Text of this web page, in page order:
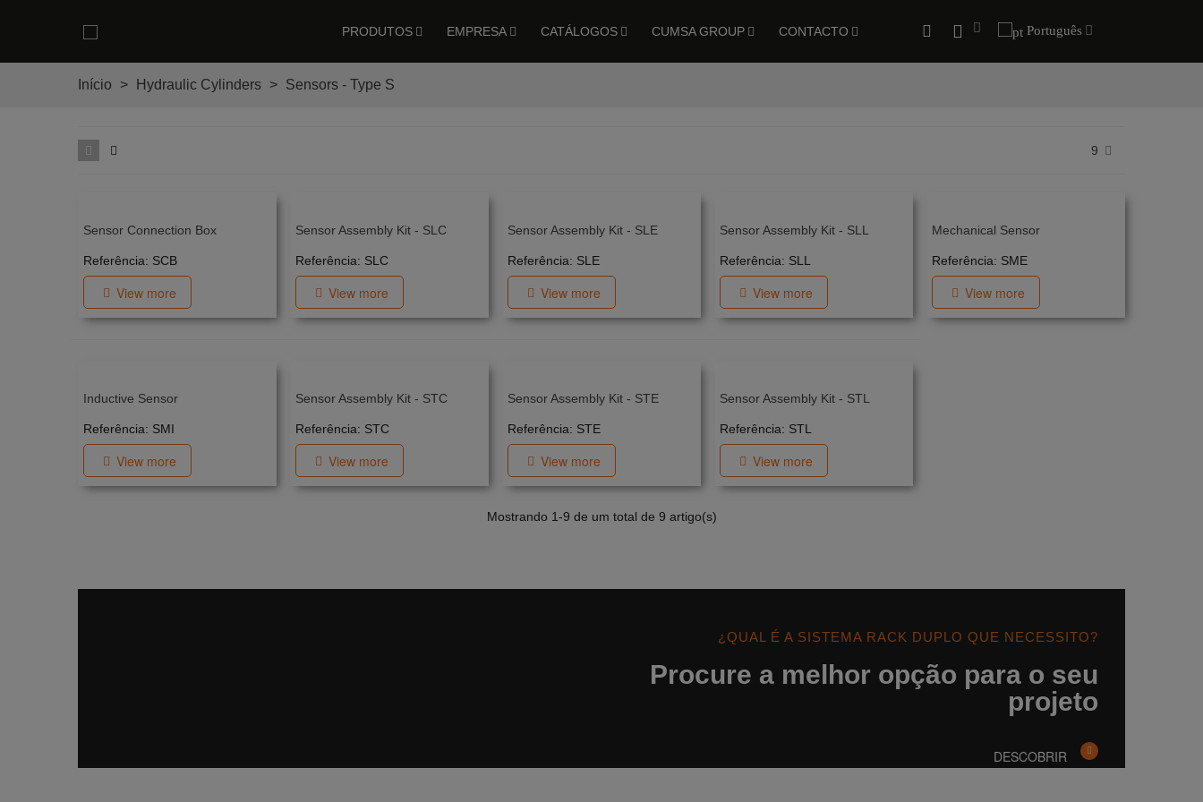
PRODUTOS EMPRESA CATÁLOGOS CUMSA GROUP CONTACTO Português
Início > Hydraulic Cylinders > Sensors - Type S
9
Sensor Connection Box
Referência: SCB
View more
Sensor Assembly Kit - SLC
Referência: SLC
View more
Sensor Assembly Kit - SLE
Referência: SLE
View more
Sensor Assembly Kit - SLL
Referência: SLL
View more
Mechanical Sensor
Referência: SME
View more
Inductive Sensor
Referência: SMI
View more
Sensor Assembly Kit - STC
Referência: STC
View more
Sensor Assembly Kit - STE
Referência: STE
View more
Sensor Assembly Kit - STL
Referência: STL
View more
Mostrando 1-9 de um total de 9 artigo(s)
¿QUAL É A SISTEMA RACK DUPLO QUE NECESSITO?
Procure a melhor opção para o seu
projeto
DESCOBRIR